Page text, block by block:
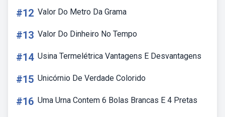
#12 Valor Do Metro Da Grama
#13 Valor Do Dinheiro No Tempo
#14 Usina Termelétrica Vantagens E Desvantagens
#15 Unicórnio De Verdade Colorido
#16 Uma Urna Contem 6 Bolas Brancas E 4 Pretas